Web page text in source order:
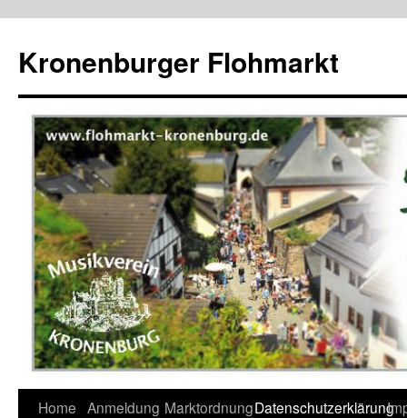
Kronenburger Flohmarkt
Zum
Home Anmeldung MarktordnungDatenschutzerklärung